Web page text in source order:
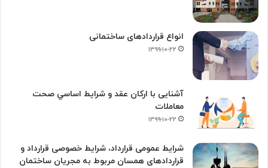
انواع قراردادهای ساختمانی
۱۳۹۹-۱۰-۲۲
آشنایی با ارکان عقد و شرايط اساسي صحت
معاملات
۱۳۹۹-۱۰-۲۲
شرایط عمومی قرارداد، شرایط خصوصی قرارداد و
قراردادهای همسان مربوط به مجریان ساختمان